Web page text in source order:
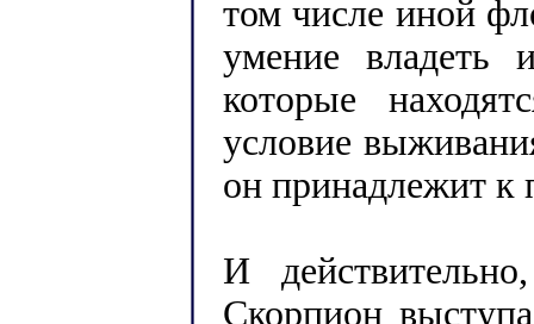
том числе иной
умение владеть
которые
условие
он принадлежит к
И
Скорпион